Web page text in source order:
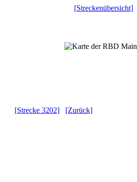
[Streckenübersicht]
[Strecke 3202] [Zurück]